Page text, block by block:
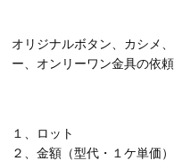
オリジナルボタン、カシメ
ー、オンリーワン金具の依
１、ロット
２、金額（型代・１ケ単価）